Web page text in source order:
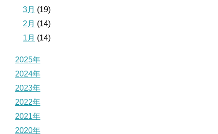
3月 (19)
2月 (14)
1月 (14)
2025年
2024年
2023年
2022年
2021年
2020年